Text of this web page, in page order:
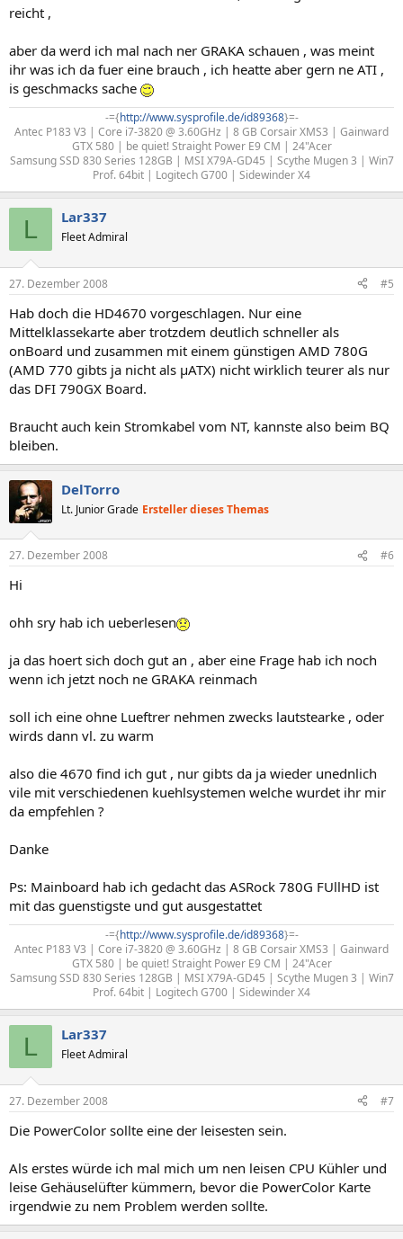
reicht ,
aber da werd ich mal nach ner GRAKA schauen , was meint
ihr was ich da fuer eine brauch , ich heatte aber gern ne ATI ,
is geschmacks sache
-={http://www.sysprofile.de/id89368}=-​
Antec P183 V3 | Core i7-3820 @ 3.60GHz | 8 GB Corsair XMS3 | Gainward
GTX 580 | be quiet! Straight Power E9 CM | 24"Acer
Samsung SSD 830 Series 128GB | MSI X79A-GD45 | Scythe Mugen 3 | Win7
Prof. 64bit | Logitech G700 | Sidewinder X4​
L Lar337
Fleet Admiral
27. Dezember 2008 #5
Hab doch die HD4670 vorgeschlagen. Nur eine
Mittelklassekarte aber trotzdem deutlich schneller als
onBoard und zusammen mit einem günstigen AMD 780G
(AMD 770 gibts ja nicht als µATX) nicht wirklich teurer als nur
das DFI 790GX Board.
Braucht auch kein Stromkabel vom NT, kannste also beim BQ
bleiben.
DelTorro
Lt. Junior Grade Ersteller dieses Themas
27. Dezember 2008 #6
Hi
ohh sry hab ich ueberlesen
ja das hoert sich doch gut an , aber eine Frage hab ich noch
wenn ich jetzt noch ne GRAKA reinmach
soll ich eine ohne Lueftrer nehmen zwecks lautstearke , oder
wirds dann vl. zu warm
also die 4670 find ich gut , nur gibts da ja wieder unednlich
vile mit verschiedenen kuehlsystemen welche wurdet ihr mir
da empfehlen ?
Danke
Ps: Mainboard hab ich gedacht das ASRock 780G FUllHD ist
mit das guenstigste und gut ausgestattet
-={http://www.sysprofile.de/id89368}=-​
Antec P183 V3 | Core i7-3820 @ 3.60GHz | 8 GB Corsair XMS3 | Gainward
GTX 580 | be quiet! Straight Power E9 CM | 24"Acer
Samsung SSD 830 Series 128GB | MSI X79A-GD45 | Scythe Mugen 3 | Win7
Prof. 64bit | Logitech G700 | Sidewinder X4​
L Lar337
Fleet Admiral
27. Dezember 2008 #7
Die PowerColor sollte eine der leisesten sein.
Als erstes würde ich mal mich um nen leisen CPU Kühler und
leise Gehäuselüfter kümmern, bevor die PowerColor Karte
irgendwie zu nem Problem werden sollte.